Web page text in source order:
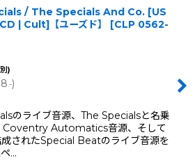
/ The Specials And Co. [US
| Cult]【ユーズド】
[CLP 0562-
)
.-)
のライブ音源、The Specialsと名乗
Coventry Automatics音源、そして
されたSpecial Beatのライブ音源を
…